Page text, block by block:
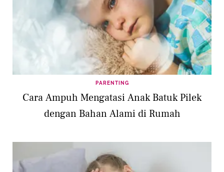
PARENTING
Cara Ampuh Mengatasi Anak Batuk Pilek
dengan Bahan Alami di Rumah